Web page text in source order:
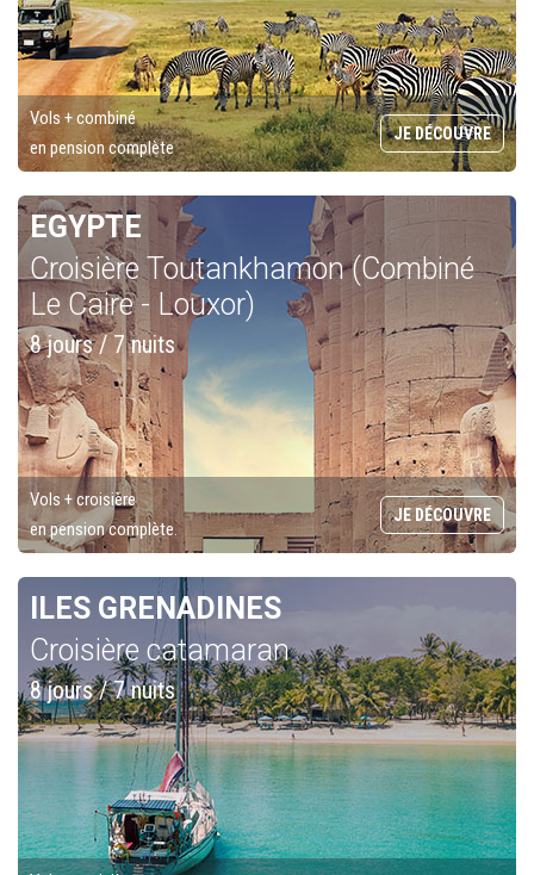
Vols + combiné
en pension complète
JE DÉCOUVRE
EGYPTE
Croisière Toutankhamon (Combiné
Le Caire - Louxor)
8 jours / 7 nuits
Vols + croisière
en pension complète.
JE DÉCOUVRE
ILES GRENADINES
Croisière catamaran
8 jours / 7 nuits